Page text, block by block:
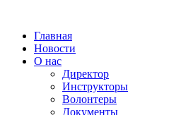
Главная
Новости
О нас
Директор
Инструкторы
Волонтеры
Документы